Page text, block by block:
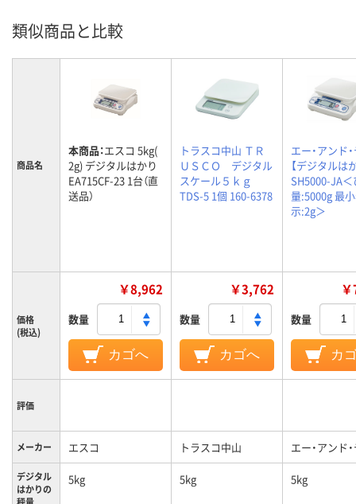
類似商品と比較
商品名
本商品：エスコ 5kg(
2g) デジタルはかり
EA715CF-23 1台（直
送品）
トラスコ中山 ＴＲ
ＵＳＣＯ デジタル
スケール５ｋｇ
TDS-5 1個 160-6378
エー・アンド
【デジタル
SH5000-JA
量:5000g 最
示:2g＞
価格
(税込)
￥8,962
数量
カゴへ
￥3,762
数量
カゴへ
数量
カ
評価
メーカー エスコ トラスコ中山 エー・アンド
デジタル
はかりの
秤量
5kg 5kg 5kg